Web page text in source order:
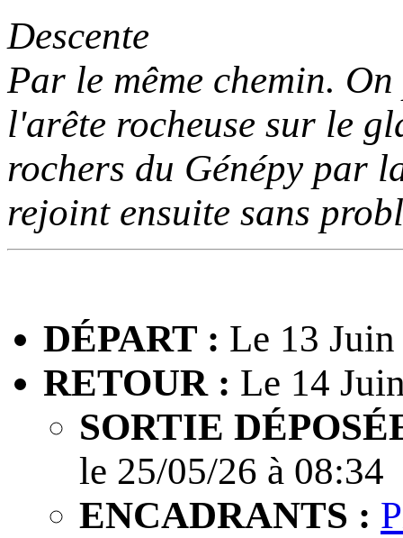
Descente
Par le même chemin.
l'arête rocheuse sur le
rochers du Génépy par
rejoint ensuite sans
DÉPART : Le 13
RETOUR : Le 14
SORTIE
le 25/05/26 à 08:34
ENCADRANTS :